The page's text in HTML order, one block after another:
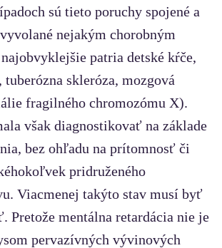
sú tieto poruchy spojené a
nejakým chorobným
patria detské kŕče,
tuberózna skleróza, mozgová
fragilného chromozómu X).
však diagnostikovať na základe
bez ohľadu na prítomnosť či
pridruženého
Viacmenej takýto stav musí byť
Pretože mentálna retardácia nie je
pervazívných vývinových